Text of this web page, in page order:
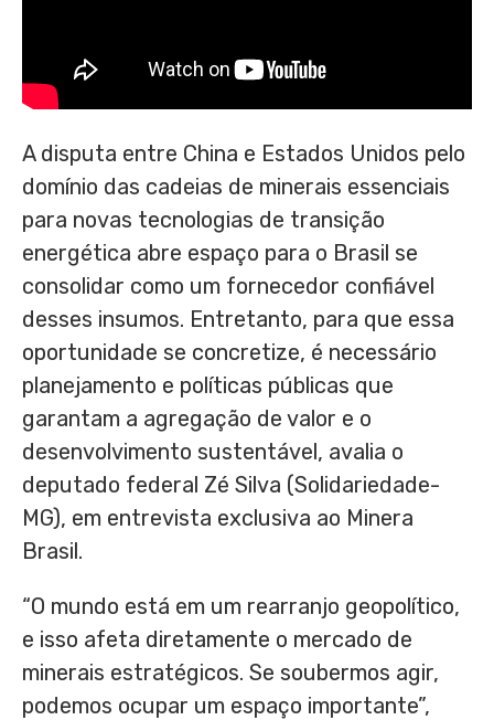
A disputa entre China e Estados Unidos pelo
domínio das cadeias de minerais essenciais
para novas tecnologias de transição
energética abre espaço para o Brasil se
consolidar como um fornecedor confiável
desses insumos. Entretanto, para que essa
oportunidade se concretize, é necessário
planejamento e políticas públicas que
garantam a agregação de valor e o
desenvolvimento sustentável, avalia o
deputado federal Zé Silva (Solidariedade-
MG), em entrevista exclusiva ao Minera
Brasil.
“O mundo está em um rearranjo geopolítico,
e isso afeta diretamente o mercado de
minerais estratégicos. Se soubermos agir,
podemos ocupar um espaço importante”,